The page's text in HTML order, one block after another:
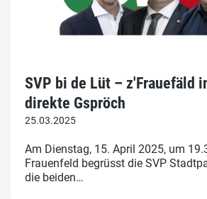
SVP bi de Lüt – z'Frauefäld
direkte Gspröch
25.03.2025
Am Dienstag, 15. April 2025, um
Frauenfeld begrüsst die SVP
die beiden…